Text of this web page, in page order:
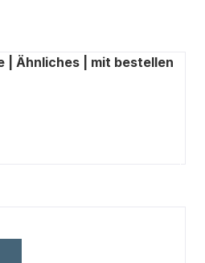
| Ähnliches | mit bestellen